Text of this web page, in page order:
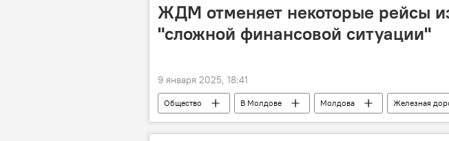
ЖДМ отменяет некоторые рейсы
"сложной финансовой ситуации"
9 января 2025, 18:41
Общество В Молдове Молдова Железная